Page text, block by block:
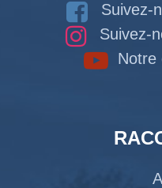
Suivez-
Suivez-
Notre